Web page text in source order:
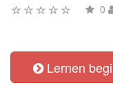
0
Lernen